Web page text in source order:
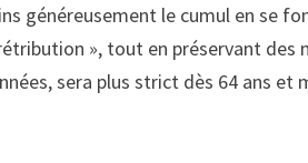
généreusement le cumul en se
», tout en préservant
sera plus strict dès 64 ans et